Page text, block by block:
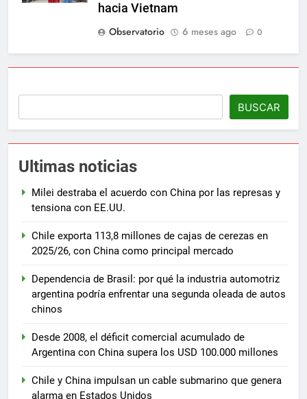
hacia Vietnam
Observatorio
6 meses ago 0
BUSCAR
Ultimas noticias
Milei destraba el acuerdo con China por las represas y
tensiona con EE.UU.
Chile exporta 113,8 millones de cajas de cerezas en
2025/26, con China como principal mercado
Dependencia de Brasil: por qué la industria automotriz
argentina podría enfrentar una segunda oleada de autos
chinos
Desde 2008, el déficit comercial acumulado de
Argentina con China supera los USD 100.000 millones
Chile y China impulsan un cable submarino que genera
alarma en Estados Unidos